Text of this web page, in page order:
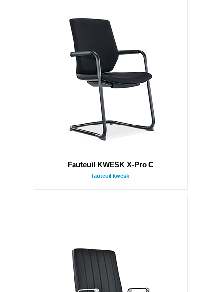
Fauteuil KWESK X-Pro C
fauteuil kwesk